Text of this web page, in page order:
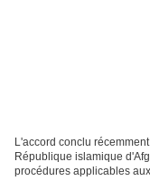
L'accord conclu
République islamique
procédures applicables